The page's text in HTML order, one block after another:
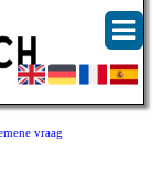
vraag